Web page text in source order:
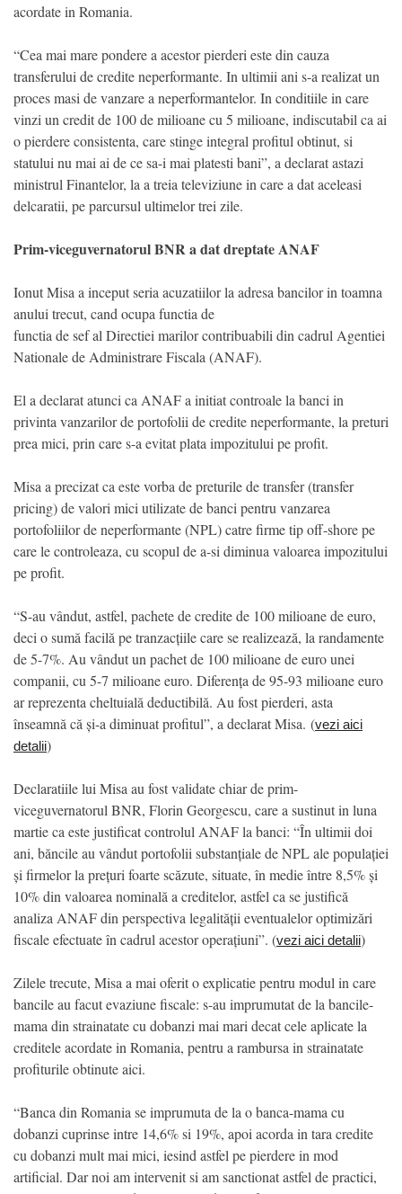
acordate in Romania.
“Cea mai mare pondere a acestor pierderi este din cauza
transferului de credite neperformante. In ultimii ani s-a realizat un
proces masi de vanzare a neperformantelor. In conditiile in care
vinzi un credit de 100 de milioane cu 5 milioane, indiscutabil ca ai
o pierdere consistenta, care stinge integral profitul obtinut, si
statului nu mai ai de ce sa-i mai platesti bani”, a declarat astazi
ministrul Finantelor, la a treia televiziune in care a dat aceleasi
delcaratii, pe parcursul ultimelor trei zile.
Prim-viceguvernatorul BNR a dat dreptate ANAF
Ionut Misa a inceput seria acuzatiilor la adresa bancilor in toamna
anului trecut, cand ocupa functia de
functia de sef al Directiei marilor contribuabili din cadrul Agentiei
Nationale de Administrare Fiscala (ANAF).
El a declarat atunci ca ANAF a initiat controale la banci in
privinta vanzarilor de portofolii de credite neperformante, la preturi
prea mici, prin care s-a evitat plata impozitului pe profit.
Misa a precizat ca este vorba de preturile de transfer (transfer
pricing) de valori mici utilizate de banci pentru vanzarea
portofoliilor de neperformante (NPL) catre firme tip off-shore pe
care le controleaza, cu scopul de a-si diminua valoarea impozitului
pe profit.
“S-au vândut, astfel, pachete de credite de 100 milioane de euro,
deci o sumă facilă pe tranzacțiile care se realizează, la randamente
de 5-7%. Au vândut un pachet de 100 milioane de euro unei
companii, cu 5-7 milioane euro. Diferența de 95-93 milioane euro
ar reprezenta cheltuială deductibilă. Au fost pierderi, asta
înseamnă că și-a diminuat profitul”, a declarat Misa. (vezi aici
detalii)
Declaratiile lui Misa au fost validate chiar de prim-
viceguvernatorul BNR, Florin Georgescu, care a sustinut in luna
martie ca este justificat controlul ANAF la banci: “În ultimii doi
ani, băncile au vândut portofolii substanțiale de NPL ale populației
și firmelor la prețuri foarte scăzute, situate, în medie între 8,5% și
10% din valoarea nominală a creditelor, astfel ca se justifică
analiza ANAF din perspectiva legalității eventualelor optimizări
fiscale efectuate în cadrul acestor operațiuni”. (vezi aici detalii)
Zilele trecute, Misa a mai oferit o explicatie pentru modul in care
bancile au facut evaziune fiscale: s-au imprumutat de la bancile-
mama din strainatate cu dobanzi mai mari decat cele aplicate la
creditele acordate in Romania, pentru a rambursa in strainatate
profiturile obtinute aici.
“Banca din Romania se imprumuta de la o banca-mama cu
dobanzi cuprinse intre 14,6% si 19%, apoi acorda in tara credite
cu dobanzi mult mai mici, iesind astfel pe pierdere in mod
artificial. Dar noi am intervenit si am sanctionat astfel de practici,